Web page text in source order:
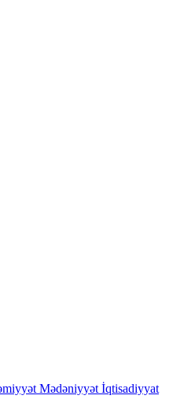
Mədəniyyət İqtisadiyyat